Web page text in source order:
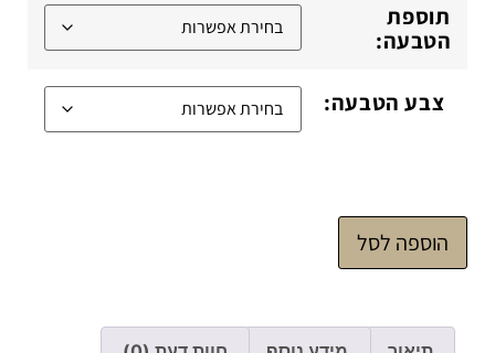
תוספת
הטבעה:
צבע הטבעה:
הוספה לסל